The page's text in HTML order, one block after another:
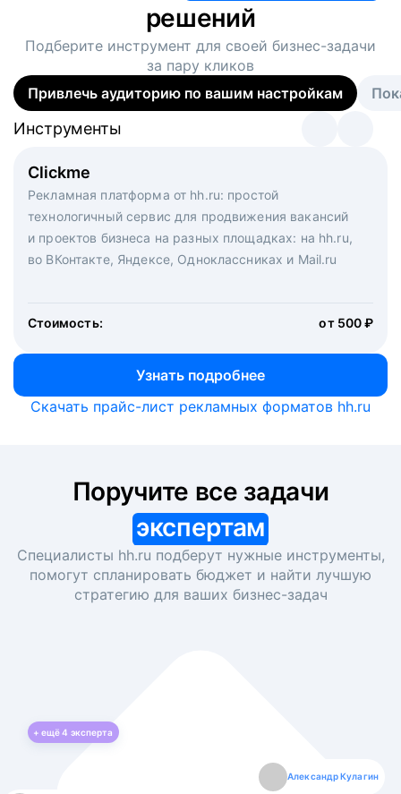
решений
Подберите инструмент для своей бизнес-задачи
за пару кликов
Привлечь аудиторию по вашим настройкам
Clickme
Рекламная платформа от hh.ru: простой
технологичный сервис для продвижения вакансий
и проектов бизнеса на разных площадках: на hh.ru,
во ВКонтакте, Яндексе, Одноклассниках и Mail.ru
Стоимость: от 500 ₽
Узнать подробнее
Инструменты
Вакансия дня
Рекламный формат для вакансий на главной странице
hh.ru. Увеличивает количество откликов
Инструменты
Массовый подбор под ключ. Решите, сколько
кандидатов и когда вам нужно, и за дело возьмутся
маркетологи, рекрутеры и проектные менеджеры
hh.ru с целым набором digital-инструментов
Инструменты
Скачать прайс-лист рекламных форматов hh.ru
экспертам
Специалисты hh.ru подберут нужные инструменты,
помогут спланировать бюджет и найти лучшую
стратегию для ваших бизнес-задач
+ ещё4 эксперта
Александр Кулагин
Даниил Макаров
Екатерина Лазаренко
Борис Кашко
Юлия Изоитко